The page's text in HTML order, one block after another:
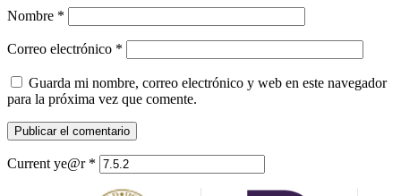
Nombre *
Correo electrónico *
Guarda mi nombre, correo electrónico y web en este navegador
para la próxima vez que comente.
Current ye@r *